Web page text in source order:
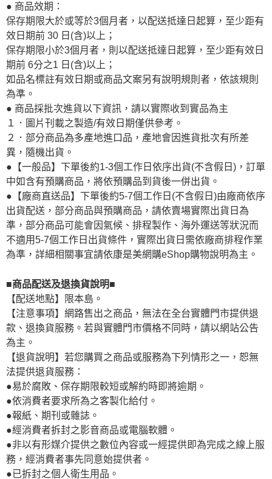
● 商品效期：
保存期限大於或等於3個月者，以配送抵達日起算，至少距有
效日期前 30 日(含)以上；
保存期限小於3個月者，則以配送抵達日起算，至少距有效日
期前 6分之1 日(含)以上；
如品名標註有效日期或商品文案另有說明規則者，依該規則
為準。
● 商品採批次進貨以下資訊，請以實際收到實品為主
１．圖片刊載之製造/有效日期僅供參考。
２．部分商品為多產地進口品，產地會因進貨批次有所差
異，隨機出貨。
●【一般品】下單後約1-3個工作日依序出貨(不含假日)，訂單
中如含有預購商品，將依預購品到貨後一併出貨。
●【廠商直送品】下單後約5-7個工作日(不含假日)由廠商依序
出貨配送，部分商品與預購商品，請依賣場實際出貨日為
準，部分商品可能會因氣候、排程製作、海外運送等狀況而
不適用5-7個工作日出貨條件，實際出貨日需依廠商排程作業
為準，詳細相關事宜請依康是美網購eShop購物說明為主。
■商品配送及退換貨說明■
【配送地點】限本島。
【注意事項】網路售出之商品，無法在全台實體門市提供退
款、退換貨服務。若與實體門市價格不同時，請以網站公告
為主。
【退貨說明】若您購買之商品或服務為下列情形之一，恕無
法提供退貨服務：
●易於腐敗、保存期限較短或解約時即將逾期。
●依消費者要求所為之客製化給付。
●報紙、期刊或雜誌。
●經消費者拆封之影音商品或電腦軟體。
●非以有形媒介提供之數位內容或一經提供即為完成之線上服
務，經消費者事先同意始提供者。
●已拆封之個人衛生用品。